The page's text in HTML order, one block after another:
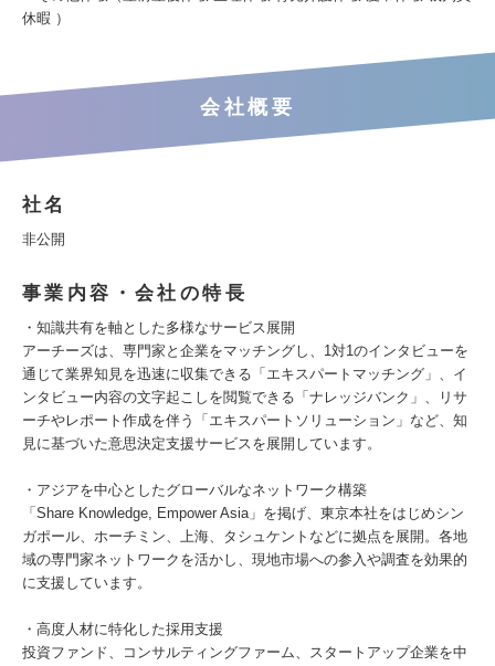
休暇 ）
会社概要
社名
非公開
事業内容・会社の特長
・知識共有を軸とした多様なサービス展開
アーチーズは、専門家と企業をマッチングし、1対1のインタビューを
通じて業界知見を迅速に収集できる「エキスパートマッチング」、イ
ンタビュー内容の文字起こしを閲覧できる「ナレッジバンク」、リサ
ーチやレポート作成を伴う「エキスパートソリューション」など、知
見に基づいた意思決定支援サービスを展開しています。
・アジアを中心としたグローバルなネットワーク構築
「Share Knowledge, Empower Asia」を掲げ、東京本社をはじめシン
ガポール、ホーチミン、上海、タシュケントなどに拠点を展開。各地
域の専門家ネットワークを活かし、現地市場への参入や調査を効果的
に支援しています。
・高度人材に特化した採用支援
投資ファンド、コンサルティングファーム、スタートアップ企業を中